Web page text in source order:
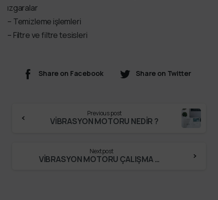
ızgaralar
– Temizleme işlemleri
– Filtre ve filtre tesisleri
Share on Facebook Share on Twitter
Previous post
VİBRASYON MOTORU NEDİR ?
Next post
VİBRASYON MOTORU ÇALIŞMA MANTIĞI